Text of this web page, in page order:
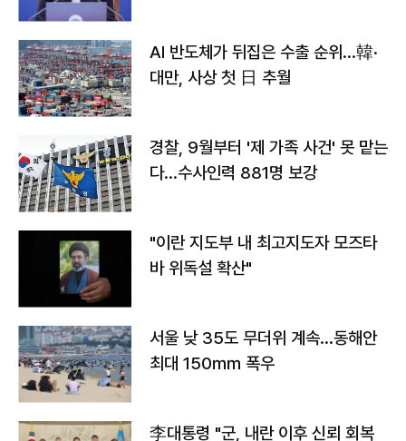
AI 반도체가 뒤집은 수출 순위…韓·
대만, 사상 첫 日 추월
경찰, 9월부터 '제 가족 사건' 못 맡는
다…수사인력 881명 보강
"이란 지도부 내 최고지도자 모즈타
바 위독설 확산"
서울 낮 35도 무더위 계속…동해안
최대 150㎜ 폭우
李대통령 "군, 내란 이후 신뢰 회복